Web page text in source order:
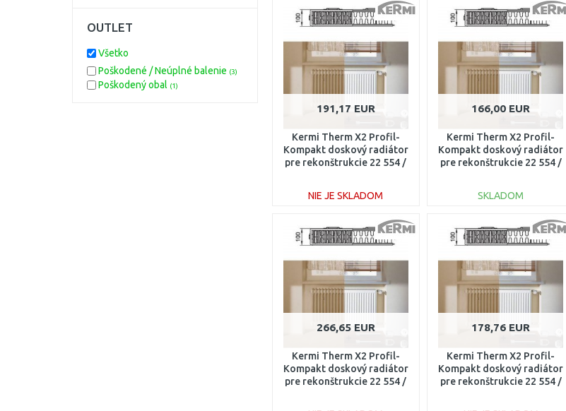
191,17 EUR
Kermi Therm X2 Profil-
Kompakt doskový radiátor
pre rekonštrukcie 22 554 /
NIE JE SKLADOM
DO KOŠÍKA
166,00 EUR
Kermi Therm X2 Profil-
Kompakt doskový radiátor
pre rekonštrukcie 22 554 /
SKLADOM
DO KOŠÍKA
266,65 EUR
Kermi Therm X2 Profil-
Kompakt doskový radiátor
pre rekonštrukcie 22 554 /
178,76 EUR
Kermi Therm X2 Profil-
Kompakt doskový radiátor
pre rekonštrukcie 22 554 /
OUTLET
Všetko
Poškodené / Neúplné balenie (3)
Poškodený obal (1)